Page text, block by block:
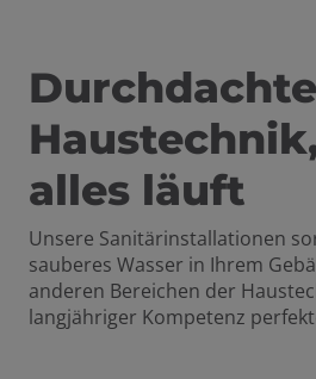
Durchdachte
alles läuft
Unsere Sanitärinstallationen
sauberes Wasser in Ihrem
anderen Bereichen der
langjähriger Kompetenz